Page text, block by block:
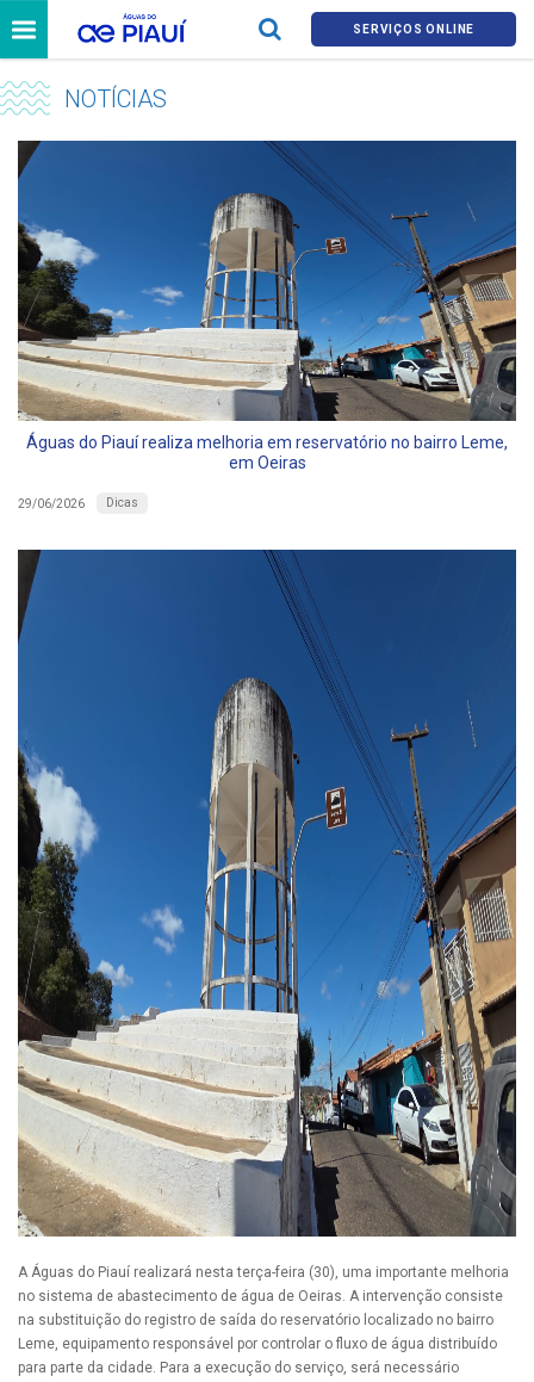
SERVIÇOS ONLINE
NOTÍCIAS
Águas do Piauí realiza melhoria em reservatório no bairro Leme,
em Oeiras
29/06/2026 Dicas
A Águas do Piauí realizará nesta terça-feira (30), uma importante melhoria
no sistema de abastecimento de água de Oeiras. A intervenção consiste
na substituição do registro de saída do reservatório localizado no bairro
Leme, equipamento responsável por controlar o fluxo de água distribuído
para parte da cidade. Para a execução do serviço, será necessário